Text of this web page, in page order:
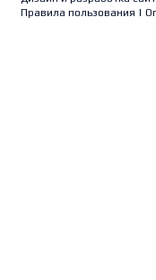
Правила пользования |